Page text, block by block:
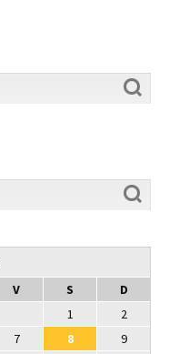
V S
D
1
2
7 8
9